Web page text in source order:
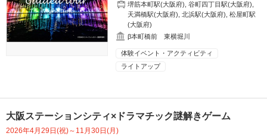
堺筋本町駅(大阪府) ,谷町四丁目駅(大阪府)
天満橋駅(大阪府) ,北浜駅(大阪府) ,松屋町駅
(大阪府)
β本町橋前 東横堀川
体験イベント・アクティビティ
ライトアップ
大阪ステーションシティ×ドラマチック謎解きゲーム
2026年4月29日(祝)～11月30日(月)